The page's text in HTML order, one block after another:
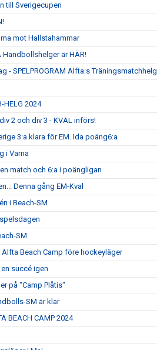
till Sverigecupen
mot Hallstahammar
Handbollshelger är HÄR!
- SPELPROGRAM Alfta:s Träningsmatchhelg
HELG 2024
2 och div 3 - KVAL införs!
3:a klara för EM. Ida poäng6:a
i Varna
match och 6:a i poängligan
Denna gång EM-Kval
i Beach-SM
SM
Beach Camp före hockeyläger
succé igen
på "Camp Plåtis"
SM är klar
BEACH CAMP 2024